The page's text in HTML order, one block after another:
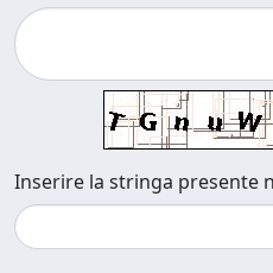
Inserire la stringa presente